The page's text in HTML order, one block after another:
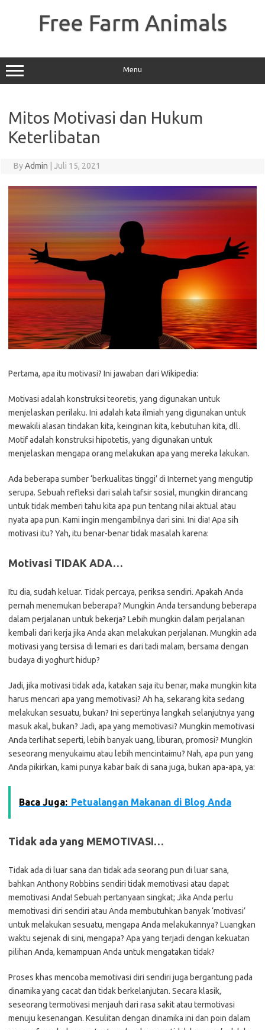
Free Farm Animals
Menu
Mitos Motivasi dan Hukum
Keterlibatan
ByAdmin Juli 15, 2021
Pertama, apa itu motivasi? Ini jawaban dari Wikipedia:
Motivasi adalah konstruksi teoretis, yang digunakan untuk
menjelaskan perilaku. Ini adalah kata ilmiah yang digunakan untuk
mewakili alasan tindakan kita, keinginan kita, kebutuhan kita, dll.
Motif adalah konstruksi hipotetis, yang digunakan untuk
menjelaskan mengapa orang melakukan apa yang mereka lakukan.
Ada beberapa sumber ‘berkualitas tinggi’ di Internet yang mengutip
serupa. Sebuah refleksi dari salah tafsir sosial, mungkin dirancang
untuk tidak memberi tahu kita apa pun tentang nilai aktual atau
nyata apa pun. Kami ingin mengambilnya dari sini. Ini dia! Apa sih
motivasi itu? Yah, itu benar-benar tidak masalah karena:
Motivasi TIDAK ADA…
Itu dia, sudah keluar. Tidak percaya, periksa sendiri. Apakah Anda
pernah menemukan beberapa? Mungkin Anda tersandung beberapa
dalam perjalanan untuk bekerja? Lebih mungkin dalam perjalanan
kembali dari kerja jika Anda akan melakukan perjalanan. Mungkin ada
motivasi yang tersisa di lemari es dari tadi malam, bersama dengan
budaya di yoghurt hidup?
Jadi, jika motivasi tidak ada, katakan saja itu benar, maka mungkin kita
harus mencari apa yang memotivasi? Ah ha, sekarang kita sedang
melakukan sesuatu, bukan? Ini sepertinya langkah selanjutnya yang
masuk akal, bukan? Jadi, apa yang memotivasi? Mungkin memotivasi
Anda terlihat seperti, lebih banyak uang, liburan, promosi? Mungkin
seseorang menyukaimu atau lebih mencintaimu? Nah, apa pun yang
Anda pikirkan, kami punya kabar baik di sana juga, bukan apa-apa, ya:
Baca Juga: Petualangan Makanan di Blog Anda
Tidak ada yang MEMOTIVASI…
Tidak ada di luar sana dan tidak ada seorang pun di luar sana,
bahkan Anthony Robbins sendiri tidak memotivasi atau dapat
memotivasi Anda! Sebuah pertanyaan singkat; Jika Anda perlu
memotivasi diri sendiri atau Anda membutuhkan banyak ‘motivasi’
untuk melakukan sesuatu, mengapa Anda melakukannya? Luangkan
waktu sejenak di sini, mengapa? Apa yang terjadi dengan kekuatan
pilihan Anda, kemampuan Anda untuk mengatakan tidak?
Proses khas mencoba memotivasi diri sendiri juga bergantung pada
dinamika yang cacat dan tidak berkelanjutan. Secara klasik,
seseorang termotivasi menjauh dari rasa sakit atau termotivasi
menuju kesenangan. Kesulitan dengan dinamika ini dan poin dalam